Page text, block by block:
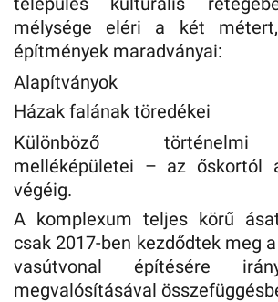
mélysége eléri a két
építmények maradványai:
Alapítványok
Házak falának töredékei
Különböző történelmi
melléképületei – az őskortól
végéig.
A komplexum teljes körű
csak 2017-ben kezdődtek meg
vasútvonal építésére
megvalósításával